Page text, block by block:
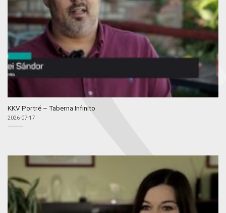
KKV Portré – Taberna Infinito
2026-07-17